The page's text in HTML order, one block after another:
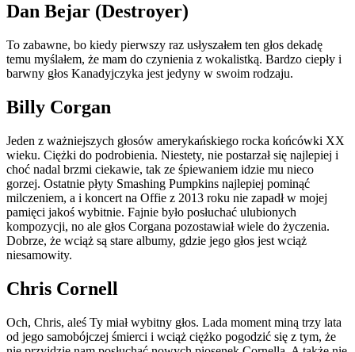
Dan Bejar (Destroyer)
To zabawne, bo kiedy pierwszy raz usłyszałem ten głos dekadę
temu myślałem, że mam do czynienia z wokalistką. Bardzo ciepły i
barwny głos Kanadyjczyka jest jedyny w swoim rodzaju.
Billy Corgan
Jeden z ważniejszych głosów amerykańskiego rocka końcówki XX
wieku. Ciężki do podrobienia. Niestety, nie postarzał się najlepiej i
choć nadal brzmi ciekawie, tak ze śpiewaniem idzie mu nieco
gorzej. Ostatnie płyty Smashing Pumpkins najlepiej pominąć
milczeniem, a i koncert na Offie z 2013 roku nie zapadł w mojej
pamięci jakoś wybitnie. Fajnie było posłuchać ulubionych
kompozycji, no ale głos Corgana pozostawiał wiele do życzenia.
Dobrze, że wciąż są stare albumy, gdzie jego głos jest wciąż
niesamowity.
Chris Cornell
Och, Chris, aleś Ty miał wybitny głos. Lada moment miną trzy lata
od jego samobójczej śmierci i wciąż ciężko pogodzić się z tym, że